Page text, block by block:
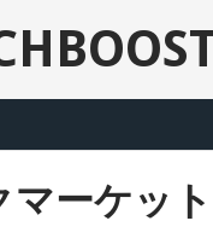
マーケッ